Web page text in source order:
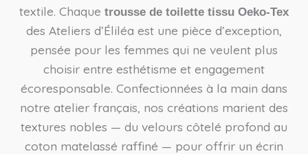
textile. Chaque trousse de toilette tissu Oeko-Tex
des Ateliers d’Éliléa est une pièce d’exception,
pensée pour les femmes qui ne veulent plus
choisir entre esthétisme et engagement
écoresponsable. Confectionnées à la main dans
notre atelier français, nos créations marient des
textures nobles — du velours côtelé profond au
coton matelassé raffiné — pour offrir un écrin